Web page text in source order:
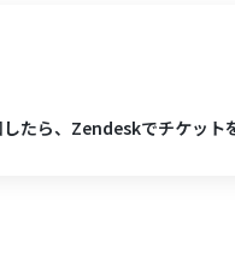
たら、Zendeskでチケット